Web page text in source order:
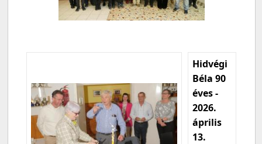
Hidvégi
Béla 90
éves -
2026.
április
13.